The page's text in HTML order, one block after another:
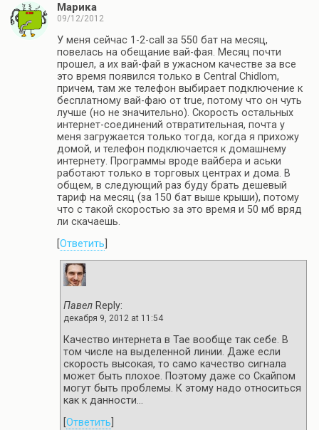
Марика
09/12/2012
У меня сейчас 1-2-call за 550 бат на месяц,
повелась на обещание вай-фая. Месяц почти
прошел, а их вай-фай в ужасном качестве за все
это время появился только в Central Chidlom,
причем, там же телефон выбирает подключение к
бесплатному вай-фаю от true, потому что он чуть
лучше (но не значительно). Скорость остальных
интернет-соединений отвратительная, почта у
меня загружается только тогда, когда я прихожу
домой, и телефон подключается к домашнему
интернету. Программы вроде вайбера и аськи
работают только в торговых центрах и дома. В
общем, в следующий раз буду брать дешевый
тариф на месяц (за 150 бат выше крыши), потому
что с такой скоростью за это время и 50 мб вряд
ли скачаешь.
Ответить
Павел Reply:
декабря 9, 2012 at 11:54
Качество интернета в Тае вообще так себе. В
том числе на выделенной линии. Даже если
скорость высокая, то само качество сигнала
может быть плохое. Поэтому даже со Скайпом
могут быть проблемы. К этому надо относиться
как к данности…
Ответить